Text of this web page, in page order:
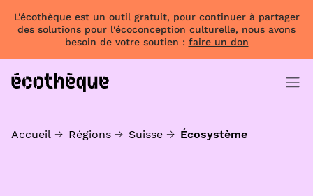
L'écothèque est un outil gratuit, pour continuer à partager
des solutions pour l'écoconception culturelle, nous avons
besoin de votre soutien : faire un don
Accueil Régions Suisse Écosystème